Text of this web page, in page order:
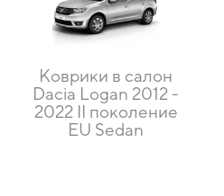
Коврики в салон
Dacia Logan 2012 -
2022 II поколение
EU Sedan